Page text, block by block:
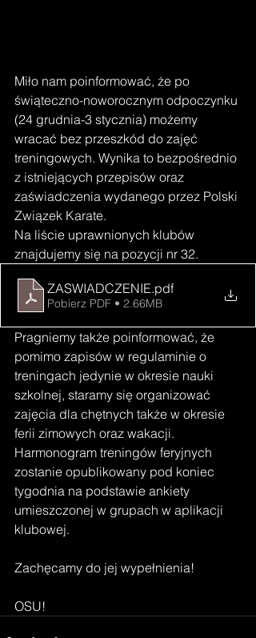
Miło nam poinformować, że po
świąteczno-noworocznym odpoczynku
(24 grudnia-3 stycznia) możemy
wracać bez przeszkód do zajęć
treningowych. Wynika to bezpośrednio
z istniejących przepisów oraz
zaświadczenia wydanego przez Polski
Związek Karate.
Na liście uprawnionych klubów
znajdujemy się na pozycji nr 32.
ZASWIADCZENIE.pdf
Pobierz PDF • 2.66MB
Pragniemy także poinformować, że
pomimo zapisów w regulaminie o
treningach jedynie w okresie nauki
szkolnej, staramy się organizować
zajęcia dla chętnych także w okresie
ferii zimowych oraz wakacji.
Harmonogram treningów feryjnych
zostanie opublikowany pod koniec
tygodnia na podstawie ankiety
umieszczonej w grupach w aplikacji
klubowej.
Zachęcamy do jej wypełnienia!
OSU!